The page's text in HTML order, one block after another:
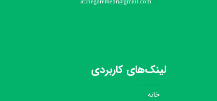
atinegaremehr@gmail.com
لینک‌های کاربردی
خانه